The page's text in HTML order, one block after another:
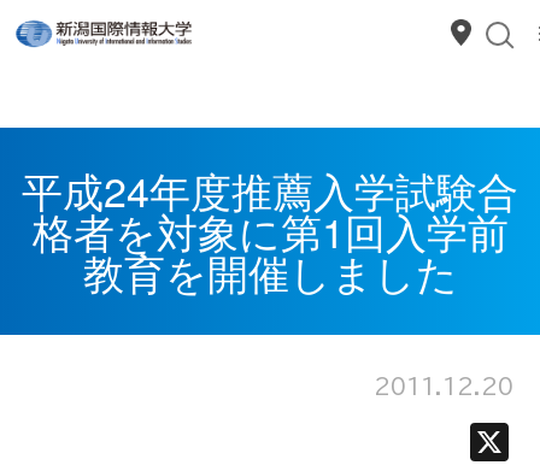
平成24年度推薦入学試験合
格者を対象に第1回入学前
教育を開催しました
2011.12.20